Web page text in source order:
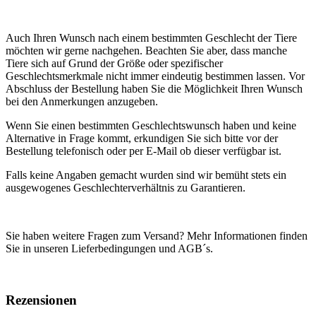
Auch Ihren Wunsch nach einem bestimmten Geschlecht der Tiere
möchten wir gerne nachgehen. Beachten Sie aber, dass manche
Tiere sich auf Grund der Größe oder spezifischer
Geschlechtsmerkmale nicht immer eindeutig bestimmen lassen. Vor
Abschluss der Bestellung haben Sie die Möglichkeit Ihren Wunsch
bei den Anmerkungen anzugeben.
Wenn Sie einen bestimmten Geschlechtswunsch haben und keine
Alternative in Frage kommt, erkundigen Sie sich bitte vor der
Bestellung telefonisch oder per E-Mail ob dieser verfügbar ist.
Falls keine Angaben gemacht wurden sind wir bemüht stets ein
ausgewogenes Geschlechterverhältnis zu Garantieren.
Sie haben weitere Fragen zum Versand? Mehr Informationen finden
Sie in unseren Lieferbedingungen und AGB´s.
Rezensionen